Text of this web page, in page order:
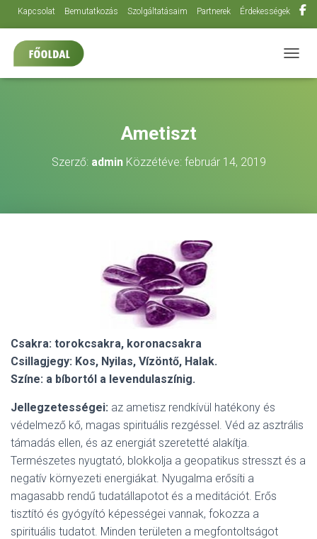
Kapcsolat Bemutatkozás Szolgáltatásaim Partnerek Érdekességek
Ametiszt
Szerző: adminKözzétéve: február 14, 2019
Csakra: torokcsakra, koronacsakra
Csillagjegy: Kos, Nyilas, Vízöntő, Halak.
Színe: a bíbortól a levendulaszínig.
Jellegzetességei: az ametisz rendkívül hatékony és
védelmező kő, magas spirituális rezgéssel. Véd az asztrális
támadás ellen, és az energiát szeretetté alakítja.
Természetes nyugtató, blokkolja a geopatikus stresszt és a
negatív környezeti energiákat. Nyugalma erősíti a
magasabb rendű tudatállapotot és a meditációt. Erős
tisztító és gyógyító képességei vannak, fokozza a
spirituális tudatot. Minden területen a megfontoltságot